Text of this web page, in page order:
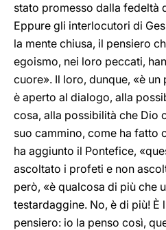
stato promesso dalla fedeltà
Eppure gli interlocutori di
la mente chiusa, il pensiero
egoismo, nei loro peccati,
cuore». Il loro, dunque, «è
è aperto al dialogo, alla
cosa, alla possibilità che Dio
suo cammino, come ha fatto
ha aggiunto il Pontefice,
ascoltato i profeti e non
però, «è qualcosa di più che
testardaggine. No, è di più! È
pensiero: io la penso così,